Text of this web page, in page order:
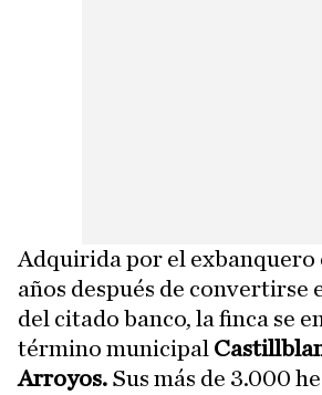
Adquirida por el exbanquero
años después de convertirse
del citado banco, la finca se
término municipal
Arroyos. Sus más de 3.000